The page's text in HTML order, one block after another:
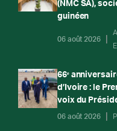
(NMC SA),
guinéen
06 août 2026
66ᵉ
d’Ivoire : le
voix du
06 août 2026